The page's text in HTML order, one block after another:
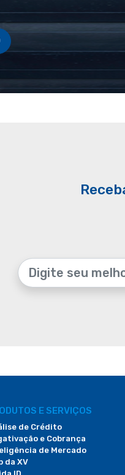
E SERVIÇOS
de Crédito
e Cobrança
de Mercado
da XV